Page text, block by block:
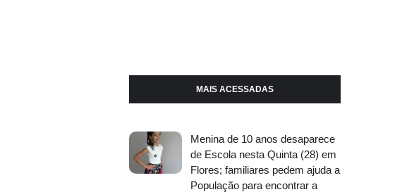
MAIS ACESSADAS
Menina de 10 anos desaparece
de Escola nesta Quinta (28) em
Flores; familiares pedem ajuda a
População para encontrar a